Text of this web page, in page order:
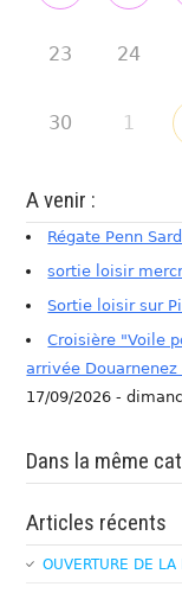
23 24
30 1
A venir :
Régate Penn
sortie loisir
Sortie loisir sur
Croisière "Voile
arrivée
17/09/2026 -
Dans la même
Articles récents
OUVERTURE DE